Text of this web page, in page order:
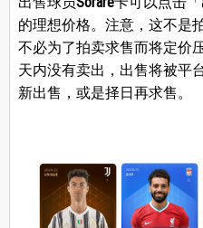
的理想价格。注意，这不是
不必为了拍卖求售而将定价
天内没有卖出，出售将被平
新出售，或是择日再求售。